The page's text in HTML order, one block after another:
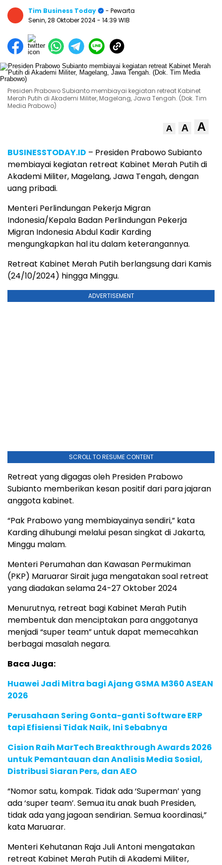
Tim Business Today
- Pewarta
Senin, 28 Oktober 2024- 14:39 WIB
Presiden Prabowo Subianto membiayai kegiatan retreat Kabinet
Merah Putih di Akademi Militer, Magelang, Jawa Tengah. (Dok. Tim
Media Prabowo)
A A A
BUSINESSTODAY.ID – Presiden Prabowo Subianto
membiayai kegiatan retreat Kabinet Merah Putih di
Akademi Militer, Magelang, Jawa Tengah, dengan
uang pribadi.
Menteri Perlindungan Pekerja Migran
Indonesia/Kepala Badan Perlindungan Pekerja
Migran Indonesia Abdul Kadir Karding
mengungkapkan hal itu dalam keterangannya.
Retreat Kabinet Merah Putih berlangsung dari Kamis
(24/10/2024) hingga Minggu.
ADVERTISEMENT
SCROLL TO RESUME CONTENT
Retreat yang digagas oleh Presiden Prabowo
Subianto memberikan kesan positif dari para jajaran
anggota kabinet.
“Pak Prabowo yang membiayainya sendiri,” kata
Karding dihubungi melalui pesan singkat di Jakarta,
Minggu malam.
Menteri Perumahan dan Kawasan Permukiman
(PKP) Maruarar Sirait juga mengatakan soal retreat
yang diadakan selama 24-27 Oktober 2024
Menurutnya, retreat bagi Kabinet Merah Putih
membentuk dan menciptakan para anggotanya
menjadi “super team” untuk dapat memecahkan
berbagai masalah negara.
Baca Juga:
Huawei Jadi Mitra bagi Ajang GSMA M360 ASEAN
2026
Perusahaan Sering Gonta-ganti Software ERP
tapi Efisiensi Tidak Naik, Ini Sebabnya
Cision Raih MarTech Breakthrough Awards 2026
untuk Pemantauan dan Analisis Media Sosial,
Distribusi Siaran Pers, dan AEO
“Nomor satu, kompak. Tidak ada ‘Superman’ yang
ada ‘super team’. Semua itu anak buah Presiden,
tidak ada yang jagoan sendirian. Semua koordinasi,”
kata Maruarar.
Menteri Kehutanan Raja Juli Antoni mengatakan
retreat Kabinet Merah Putih di Akademi Militer,